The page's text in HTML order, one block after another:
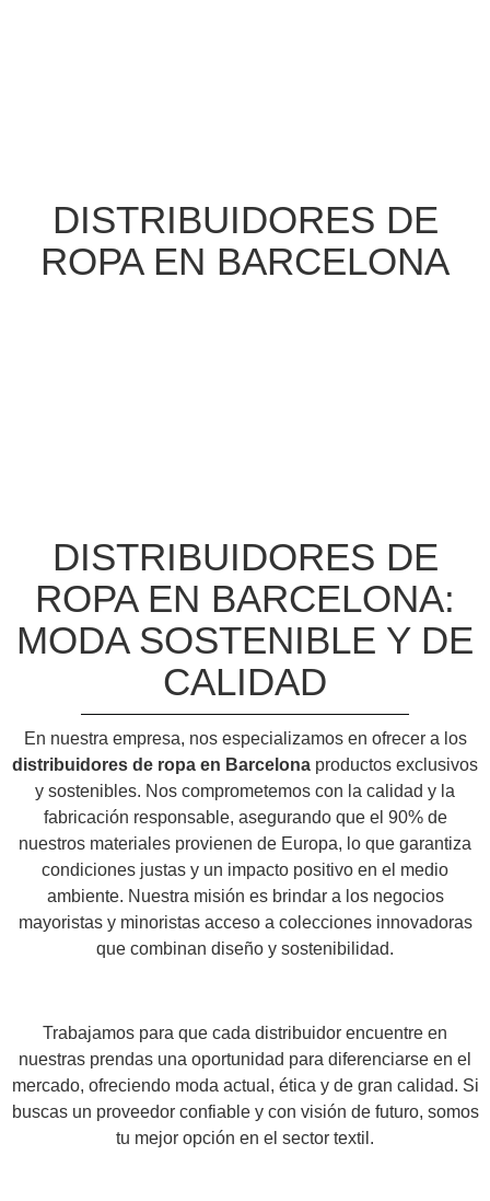
DISTRIBUIDORES DE
ROPA EN BARCELONA
DISTRIBUIDORES DE
ROPA EN BARCELONA:
MODA SOSTENIBLE Y DE
CALIDAD
En nuestra empresa, nos especializamos en ofrecer a los
distribuidores de ropa en Barcelona productos exclusivos
y sostenibles. Nos comprometemos con la calidad y la
fabricación responsable, asegurando que el 90% de
nuestros materiales provienen de Europa, lo que garantiza
condiciones justas y un impacto positivo en el medio
ambiente. Nuestra misión es brindar a los negocios
mayoristas y minoristas acceso a colecciones innovadoras
que combinan diseño y sostenibilidad.
Trabajamos para que cada distribuidor encuentre en
nuestras prendas una oportunidad para diferenciarse en el
mercado, ofreciendo moda actual, ética y de gran calidad. Si
buscas un proveedor confiable y con visión de futuro, somos
tu mejor opción en el sector textil.